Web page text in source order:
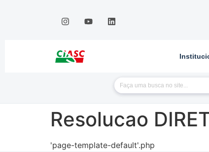
Resolucao
'page-template-default'.php